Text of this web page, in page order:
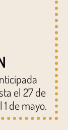
el 27 de
de mayo.